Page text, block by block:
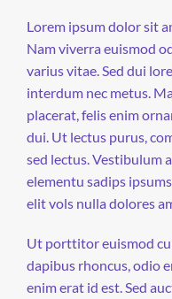
Lorem ipsum dolor sit
Nam viverra euismod
varius vitae. Sed dui
interdum nec metus.
placerat, felis enim
dui. Ut lectus purus,
sed lectus. Vestibulum
elementu sadips
elit vols nulla dolores
Ut porttitor euismod
dapibus rhoncus, odio
enim erat id est. Sed